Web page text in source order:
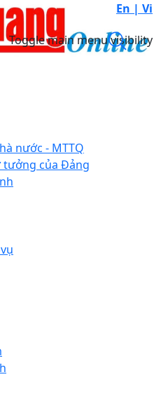
En | Vi
Toggle main menu visibility
nước - MTTQ
tưởng của Đảng